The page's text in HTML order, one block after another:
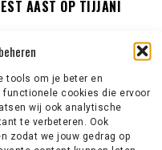
tools om je beter en
functionele cookies die ervoor
wij ook analytische
te verbeteren. Ook
zodat we jouw gedrag op
AAST OP TIJJANI
OM IN GESPREK TE